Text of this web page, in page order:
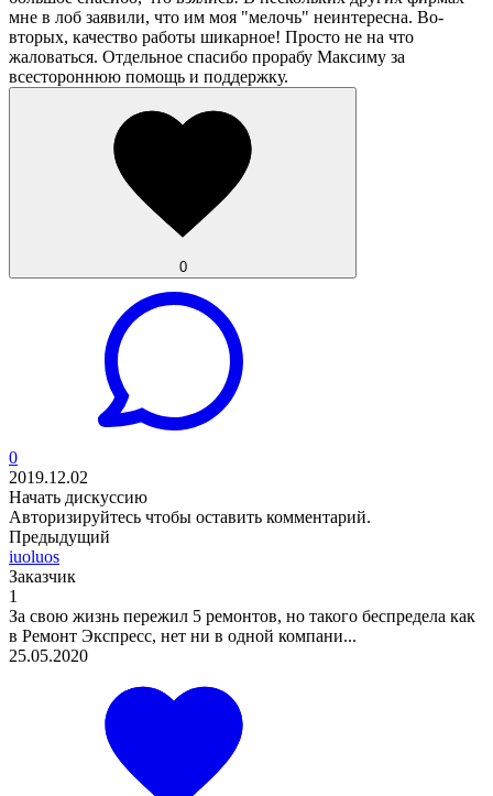
мне в лоб заявили, что им моя "мелочь" неинтересна. Во-
вторых, качество работы шикарное! Просто не на что
жаловаться. Отдельное спасибо прорабу Максиму за
всестороннюю помощь и поддержку.
0
0
2019.12.02
Начать дискуссию
Авторизируйтесь чтобы оставить комментарий.
Предыдущий
iuoluos
Заказчик
1
За свою жизнь пережил 5 ремонтов, но такого беспредела как
в Ремонт Экспресс, нет ни в одной компани...
25.05.2020